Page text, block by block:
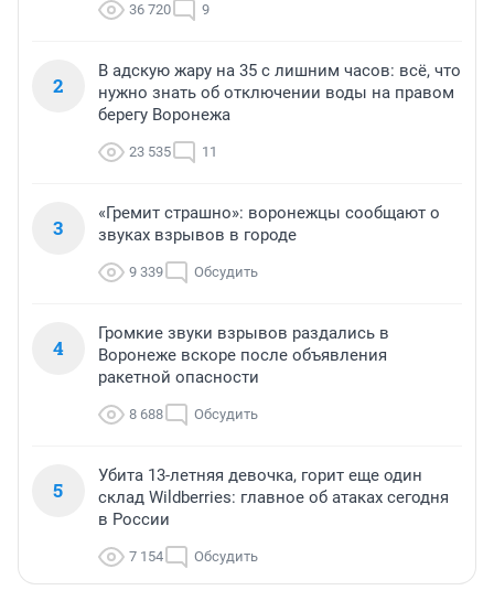
36 720 9
2
В адскую жару на 35 с лишним часов: всё, что
нужно знать об отключении воды на правом
берегу Воронежа
23 535 11
3
«Гремит страшно»: воронежцы сообщают о
звуках взрывов в городе
9 339 Обсудить
4
Громкие звуки взрывов раздались в
Воронеже вскоре после объявления
ракетной опасности
8 688 Обсудить
5
Убита 13-летняя девочка, горит еще один
склад Wildberries: главное об атаках сегодня
в России
7 154 Обсудить